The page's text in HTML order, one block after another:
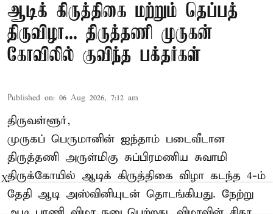
ஆடிக் கிருத்திகை மற்றும் தெப்பத்
திருவிழா... திருத்தணி முருகன்
கோவிலில் குவிந்த பக்தர்கள்
Published on: 06 Aug 2026, 7:12 am
திருவள்ளூர்,
முருகப் பெருமானின் ஐந்தாம் படைவீடான
திருத்தணி அருள்மிகு சுப்பிரமணிய சுவாமி
திருக்கோயில் ஆடிக் கிருத்திகை விழா கடந்த 4-ம்
தேதி ஆடி அஸ்வினியுடன் தொடங்கியது. நேற்று
X